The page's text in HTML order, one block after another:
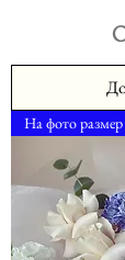
На фото